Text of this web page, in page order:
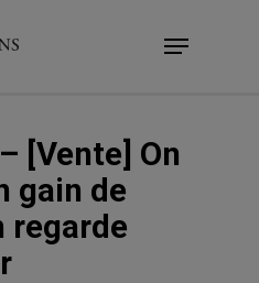
Menu
[Vente] On
gain de
regarde